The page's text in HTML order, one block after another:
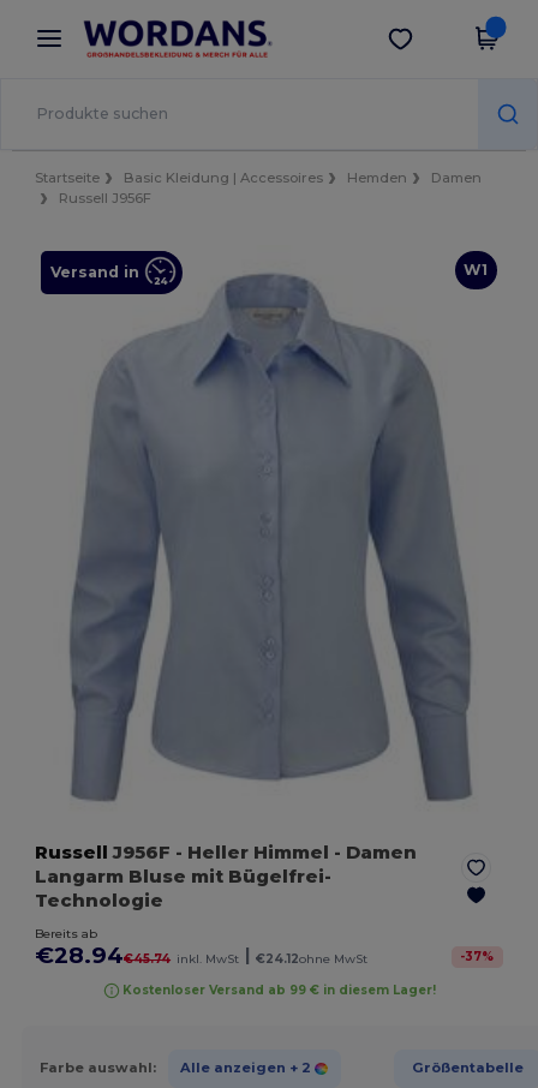
× Wordans App
Bessere Preise in der App!
App holen
Startseite Basic Kleidung | Accessoires Hemden
Damen
Russell J956F
W1
Versand in
Russell J956F - Heller Himmel - Damen
Langarm Bluse mit Bügelfrei-
Technologie
Bereits ab
€28.94€45.74 inkl. MwSt | €24.12ohne MwSt -37%
Kostenloser Versand ab 99 € in diesem Lager!
Farbe auswahl: Alle anzeigen + 2 Größentabelle